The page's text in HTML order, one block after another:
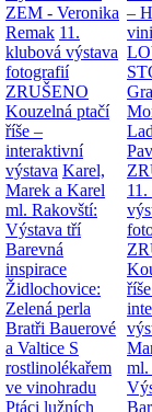
ZEM - Veronika
Remak 11.
klubová výstava
fotografií
ZRUŠENO
Kouzelná ptačí
říše –
interaktivní
výstava Karel,
Marek a Karel
ml. Rakovští:
Výstava tří
Barevná
inspirace
Židlochovice:
Zelená perla
Bratři Bauerové
a Valtice S
rostlinolékařem
ve vinohradu
Ptáci lužních
–
ml.